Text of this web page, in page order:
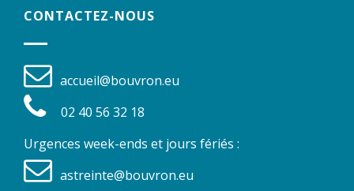
CONTACTEZ-NOUS
accueil@bouvron.eu
02 40 56 32 18
Urgences week-ends et jours fériés :
astreinte@bouvron.eu